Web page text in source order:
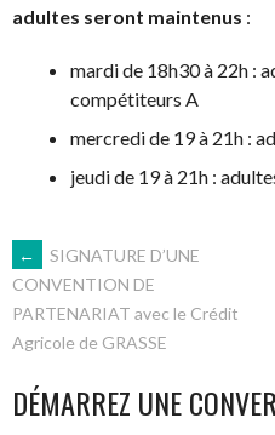
adultes seront maintenus :
mardi de 18h30 à 22h :
compétiteurs A
mercredi de 19 à 21h :
jeudi de 19 à 21h :
NAVIGATION
DES
ARTICLES
←
SIGNATURE D’UNE
CONVENTION DE
PARTENARIAT avec le Crédit
Agricole de GRASSE
DÉMARREZ UNE